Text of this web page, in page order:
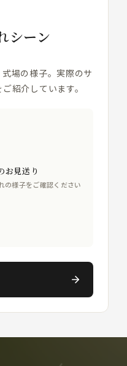
シーン
場の様子。実際のサ
紹介しています。
お見送り
の様子をご確認ください